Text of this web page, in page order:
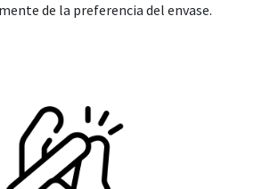
de la preferencia del envase.